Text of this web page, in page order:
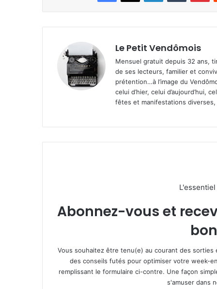
Le Petit Vendômois
Mensuel gratuit depuis 32 ans,
de ses lecteurs, familier et
prétention…à l’image du
celui d’hier, celui d’aujourd’hui,
fêtes et manifestations
Abonnez-vous et
Vous souhaitez être tenu(e) au courant des
des conseils futés pour optimiser votre week-
remplissant le formulaire ci-contre. Une façon
s'amuser dans